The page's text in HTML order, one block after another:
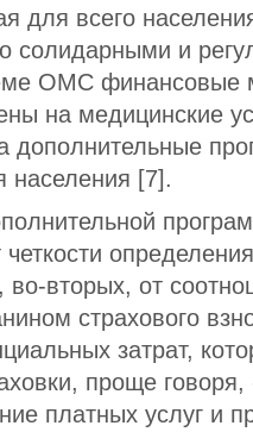
всего
солидарными и
ОМС финансовые
на медицинские
дополнительные
населения [7].
во-вторых, от
страхового
затрат,
проще
платных услуг и